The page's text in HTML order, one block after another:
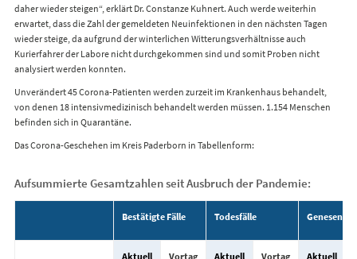
daher wieder steigen“, erklärt Dr. Constanze Kuhnert. Auch werde weiterhin
erwartet, dass die Zahl der gemeldeten Neuinfektionen in den nächsten Tagen
wieder steige, da aufgrund der winterlichen Witterungsverhältnisse auch
Kurierfahrer der Labore nicht durchgekommen sind und somit Proben nicht
analysiert werden konnten.
Unverändert 45 Corona-Patienten werden zurzeit im Krankenhaus behandelt,
von denen 18 intensivmedizinisch behandelt werden müssen. 1.154 Menschen
befinden sich in Quarantäne.
Das Corona-Geschehen im Kreis Paderborn in Tabellenform:
Aufsummierte Gesamtzahlen seit Ausbruch der Pandemie:
Bestätigte Fälle Todesfälle Genesene
Aktuell Vortag Aktuell Vortag Aktuell